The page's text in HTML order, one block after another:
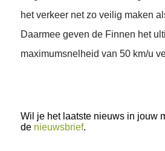
het verkeer net zo veilig maken
Daarmee geven de Finnen het
maximumsnelheid van 50 km/u
Wil je het laatste nieuws in jouw
de nieuwsbrief.